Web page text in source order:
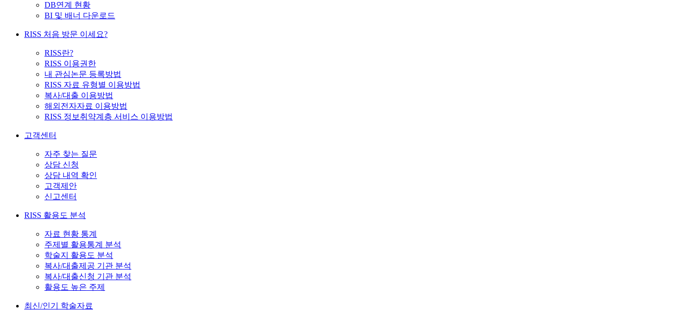
DB연계 현황
BI 및 배너 다운로드
RISS 처음 방문 이세요?
RISS란?
RISS 이용권한
내 관심논문 등록방법
RISS 자료 유형별 이용방법
복사/대출 이용방법
해외전자자료 이용방법
RISS 정보취약계층 서비스 이용방법
고객센터
자주 찾는 질문
상담 신청
상담 내역 확인
고객제안
신고센터
RISS 활용도 분석
자료 현황 통계
주제별 활용통계 분석
학술지 활용도 분석
복사/대출제공 기관 분석
복사/대출신청 기관 분석
활용도 높은 주제
최신/인기 학술자료